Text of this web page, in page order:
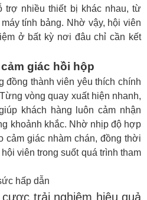
trợ nhiều thiết bị khác nhau, từ
tính bảng. Nhờ vậy, hội viên
ở bất kỳ nơi đâu chỉ cần kết
giác hồi hộp
đồng thành viên yêu thích chính
vòng quay xuất hiện nhanh,
khách hàng luôn cảm nhận
khoảnh khắc. Nhờ nhịp độ hợp
cảm giác nhàm chán, đồng thời
viên trong suốt quá trình tham
hấp dẫn
trải nghiệm hiệu quả